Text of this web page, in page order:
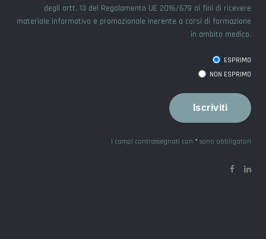
degli artt. 13 del Regolamento UE 2016/679 ai fini di ricevere
materiale informativo e promozionale inerente a corsi di formazione
in ambito medico.
ESPRIMO
NON ESPRIMO
I campi contrassegnati con * sono obbligatori